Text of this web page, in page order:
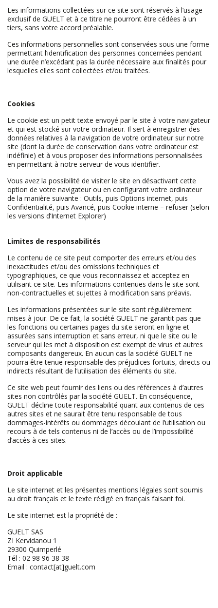
Les informations collectées sur ce site sont réservés à l’usage
exclusif de GUELT et à ce titre ne pourront être cédées à un
tiers, sans votre accord préalable.
Ces informations personnelles sont conservées sous une forme
permettant l’identification des personnes concernées pendant
une durée n’excédant pas la durée nécessaire aux finalités pour
lesquelles elles sont collectées et/ou traitées.
Cookies
Le cookie est un petit texte envoyé par le site à votre navigateur
et qui est stocké sur votre ordinateur. Il sert à enregistrer des
données relatives à la navigation de votre ordinateur sur notre
site (dont la durée de conservation dans votre ordinateur est
indéfinie) et à vous proposer des informations personnalisées
en permettant à notre serveur de vous identifier.
Vous avez la possibilité de visiter le site en désactivant cette
option de votre navigateur ou en configurant votre ordinateur
de la manière suivante : Outils, puis Options internet, puis
Confidentialité, puis Avancé, puis Cookie interne – refuser (selon
les versions d’Internet Explorer)
Limites de responsabilités
Le contenu de ce site peut comporter des erreurs et/ou des
inexactitudes et/ou des omissions techniques et
typographiques, ce que vous reconnaissez et acceptez en
utilisant ce site. Les informations contenues dans le site sont
non-contractuelles et sujettes à modification sans préavis.
Les informations présentées sur le site sont régulièrement
mises à jour. De ce fait, la société GUELT ne garantit pas que
les fonctions ou certaines pages du site seront en ligne et
assurées sans interruption et sans erreur, ni que le site ou le
serveur qui les met à disposition est exempt de virus et autres
composants dangereux. En aucun cas la société GUELT ne
pourra être tenue responsable des préjudices fortuits, directs ou
indirects résultant de l’utilisation des éléments du site.
Ce site web peut fournir des liens ou des références à d’autres
sites non contrôlés par la société GUELT. En conséquence,
GUELT décline toute responsabilité quant aux contenus de ces
autres sites et ne saurait être tenu responsable de tous
dommages-intérêts ou dommages découlant de l’utilisation ou
recours à de tels contenus ni de l’accès ou de l’impossibilité
d’accès à ces sites.
Droit applicable
Le site internet et les présentes mentions légales sont soumis
au droit français et le texte rédigé en français faisant foi.
Le site internet est la propriété de :
GUELT SAS
ZI Kervidanou 1
29300 Quimperlé
Tél : 02 98 96 38 38
Email : contact[at]guelt.com